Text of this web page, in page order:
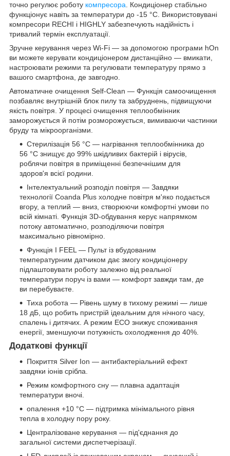
точно регулює роботу компресора. Кондиціонер стабільно
функціонує навіть за температури до -15 °C. Використовувані
компресори RECHI і HIGHLY забезпечують надійність і
тривалий термін експлуатації.
Зручне керування через Wi-Fi — за допомогою програми hOn
ви можете керувати кондиціонером дистанційно — вмикати,
настроювати режими та регулювати температуру прямо з
вашого смартфона, де завгодно.
Автоматичне очищення Self-Clean — Функція самоочищення
позбавляє внутрішній блок пилу та забруднень, підвищуючи
якість повітря. У процесі очищення теплообмінник
заморожується й потім розморожується, вимиваючи частинки
бруду та мікроорганізми.
Стерилізація 56 °C — нагрівання теплообмінника до
56 °C знищує до 99% шкідливих бактерій і вірусів,
роблячи повітря в приміщенні безпечнішим для
здоров'я всієї родини.
Інтелектуальний розподіл повітря — Завдяки
технології Coanda Plus холодне повітря м'яко подається
вгору, а теплий — вниз, створюючи комфортні умови по
всій кімнаті. Функція 3D-обдування керує напрямком
потоку автоматично, розподіляючи повітря
максимально рівномірно.
Функція I FEEL — Пульт із вбудованим
температурним датчиком дає змогу кондиціонеру
підлаштовувати роботу залежно від реальної
температури поруч із вами — комфорт завжди там, де
ви перебуваєте.
Тиха робота — Рівень шуму в тихому режимі — лише
18 дБ, що робить пристрій ідеальним для нічного часу,
спалень і дитячих. А режим ECO знижує споживання
енергії, зменшуючи потужність охолодження до 40%.
Додаткові функції
Покриття Silver Ion — антибактеріальний ефект
завдяки іонів срібла.
Режим комфортного сну — плавна адаптація
температури вночі.
опалення +10 °C — підтримка мінімального рівня
тепла в холодну пору року.
Централізоване керування — під'єднання до
загальної системи диспетчерізації.